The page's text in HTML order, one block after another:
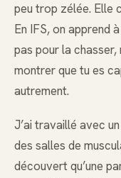
peu trop zélée. Elle
En IFS, on apprend
pas pour la
montrer que tu es
autrement.
J’ai travaillé avec
des salles de
découvert qu’une